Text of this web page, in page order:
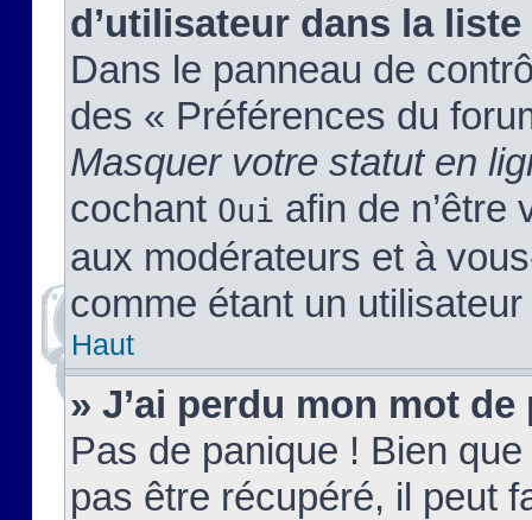
d’utilisateur dans la
Dans le panneau de
des « Préférences du
Masquer votre statut en
cochant Oui afin de n’être
aux modérateurs et à
comme étant un
Haut
» J’ai perdu mon mot de
Pas de panique ! Bien
pas être récupéré, il peut